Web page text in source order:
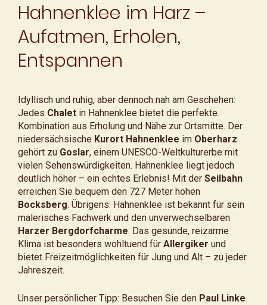
Hahnenklee im Harz –
Aufatmen, Erholen,
Entspannen
Idyllisch und ruhig, aber dennoch nah am Geschehen:
Jedes Chalet in Hahnenklee bietet die perfekte
Kombination aus Erholung und Nähe zur Ortsmitte. Der
niedersächsische Kurort Hahnenklee im Oberharz
gehört zu Goslar, einem UNESCO-Weltkulturerbe mit
vielen Sehenswürdigkeiten. Hahnenklee liegt jedoch
deutlich höher – ein echtes Erlebnis! Mit der Seilbahn
erreichen Sie bequem den 727 Meter hohen
Bocksberg. Übrigens: Hahnenklee ist bekannt für sein
malerisches Fachwerk und den unverwechselbaren
Harzer Bergdorfcharme. Das gesunde, reizarme
Klima ist besonders wohltuend für Allergiker und
bietet Freizeitmöglichkeiten für Jung und Alt – zu jeder
Jahreszeit.
Unser persönlicher Tipp: Besuchen Sie den Paul Linke